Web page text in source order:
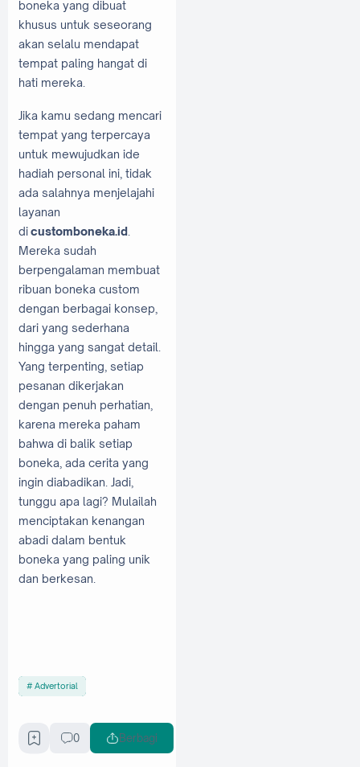
boneka yang dibuat
khusus untuk seseorang
akan selalu mendapat
tempat paling hangat di
hati mereka.
Jika kamu sedang mencari
tempat yang terpercaya
untuk mewujudkan ide
hadiah personal ini, tidak
ada salahnya menjelajahi
layanan
dicustomboneka.id
Mereka sudah
berpengalaman membuat
ribuan boneka custom
dengan berbagai konsep,
dari yang sederhana
hingga yang sangat detail.
Yang terpenting, setiap
pesanan dikerjakan
dengan penuh perhatian,
karena mereka paham
bahwa di balik setiap
boneka, ada cerita yang
ingin diabadikan. Jadi,
tunggu apa lagi? Mulailah
menciptakan kenangan
abadi dalam bentuk
boneka yang paling unik
dan berkesan.
Advertorial
0 Berbagi